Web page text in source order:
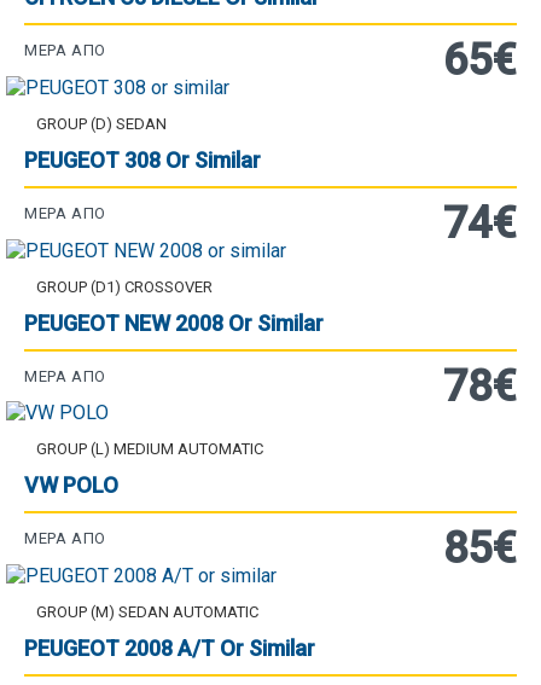
ΜΈΡΑ ΑΠΌ 65€
GROUP (D) SEDAN
PEUGEOT 308 Or Similar
ΜΈΡΑ ΑΠΌ 74€
GROUP (D1) CROSSOVER
PEUGEOT NEW 2008 Or Similar
ΜΈΡΑ ΑΠΌ 78€
GROUP (L) MEDIUM AUTOMATIC
VW POLO
ΜΈΡΑ ΑΠΌ 85€
GROUP (M) SEDAN AUTOMATIC
PEUGEOT 2008 A/T Or Similar